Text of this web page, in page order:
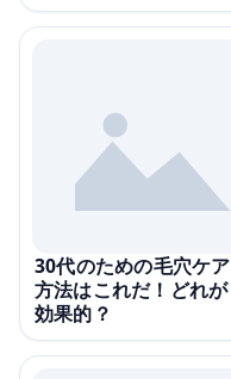
30代のための毛穴ケア
方法はこれだ！どれが
効果的？